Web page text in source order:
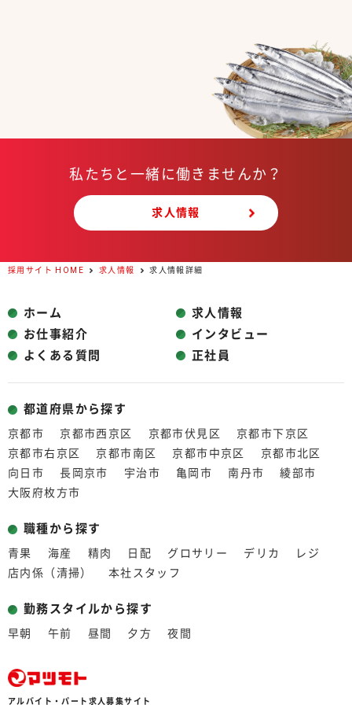
私たちと一緒に働きませんか？
求人情報
採用サイト HOME 求人情報 求人情報詳細
ホーム
求人情報
お仕事紹介
インタビュー
よくある質問
正社員
都道府県から探す
京都市 京都市西京区 京都市伏見区
京都市下京区
京都市右京区
京都市南区 京都市中京区
京都市北区
向日市
長岡京市 宇治市 亀岡市 南丹市
綾部市
大阪府枚方市
職種から探す
青果 海産 精肉 日配 グロサリー デリカ
レジ
店内係（清掃）
本社スタッフ
勤務スタイルから探す
早朝 午前 昼間 夕方 夜間
アルバイト・パート求人募集サイト